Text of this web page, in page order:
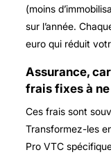
(moins
sur l’année.
euro qui réduit
Assurance,
frais fixes à
Ces frais sont
Transformez-les
Pro VTC